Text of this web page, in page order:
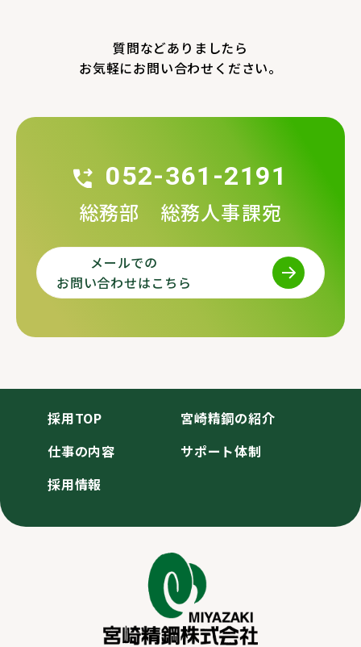
質問などありましたら
お気軽にお問い合わせください。
052-361-2191
総務部 総務人事課宛
メールでの
お問い合わせはこちら
採用TOP
宮崎精鋼の紹介
仕事の内容
サポート体制
採用情報